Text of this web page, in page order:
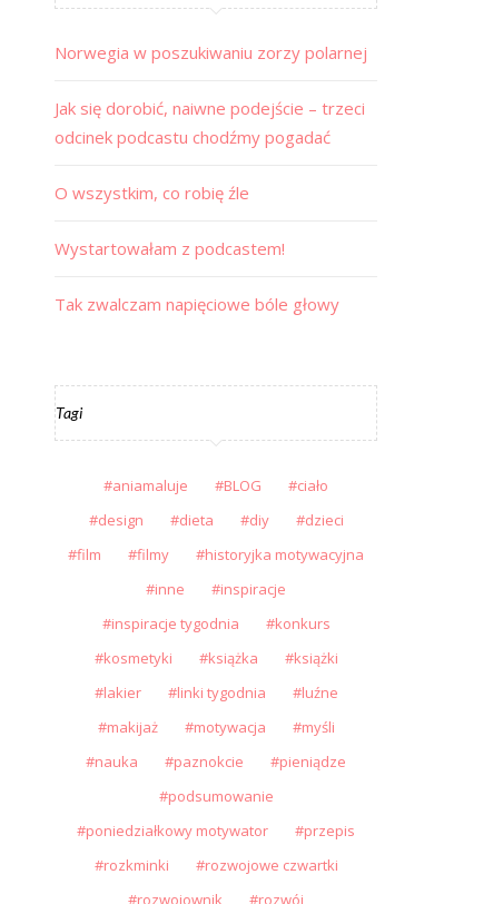
Norwegia w poszukiwaniu zorzy polarnej
Jak się dorobić, naiwne podejście – trzeci
odcinek podcastu chodźmy pogadać
O wszystkim, co robię źle
Wystartowałam z podcastem!
Tak zwalczam napięciowe bóle głowy
Tagi
aniamaluje BLOG
ciało
design
dieta diy
dzieci
film
filmy
historyjka motywacyjna
inne
inspiracje
inspiracje tygodnia
konkurs
kosmetyki
książka
książki
lakier
linki tygodnia
luźne
makijaż
motywacja
myśli
nauka
paznokcie
pieniądze
podsumowanie
poniedziałkowy motywator
przepis
rozkminki
rozwojowe czwartki
rozwojownik
rozwój